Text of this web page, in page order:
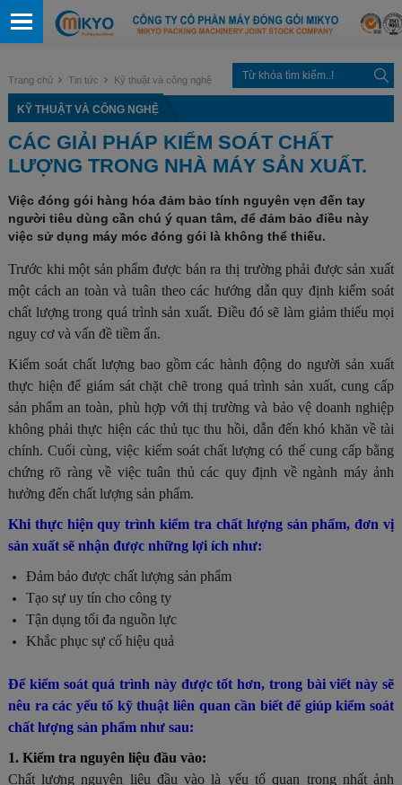
Trang chủ Tin tức Kỹ thuật và công nghệ
KỸ THUẬT VÀ CÔNG NGHỆ
CÁC GIẢI PHÁP KIỂM SOÁT CHẤT
LƯỢNG TRONG NHÀ MÁY SẢN XUẤT.
Việc đóng gói hàng hóa đảm bảo tính nguyên vẹn đến tay
người tiêu dùng cần chú ý quan tâm, để đảm bảo điều này
việc sử dụng máy móc đóng gói là không thể thiếu.
Trước khi một sản phẩm được bán ra thị trường phải được sản xuất
một cách an toàn và tuân theo các hướng dẫn quy định kiểm soát
chất lượng trong quá trình sản xuất. Điều đó sẽ làm giảm thiểu mọi
nguy cơ và vấn đề tiềm ẩn.
Kiểm soát chất lượng bao gồm các hành động do người sản xuất
thực hiện để giám sát chặt chẽ trong quá trình sản xuất, cung cấp
sản phẩm an toàn, phù hợp với thị trường và bảo vệ doanh nghiệp
không phải thực hiện các thủ tục thu hồi, dẫn đến khó khăn về tài
chính. Cuối cùng, việc kiểm soát chất lượng có thể cung cấp bằng
chứng rõ ràng về việc tuân thủ các quy định về ngành máy ảnh
hưởng đến chất lượng sản phẩm.
Khi thực hiện quy trình kiểm tra chất lượng sản phẩm, đơn vị
sản xuất sẽ nhận được những lợi ích như:
Đảm bảo được chất lượng sản phẩm
Tạo sự uy tín cho công ty
Tận dụng tối đa nguồn lực
Khắc phục sự cố hiệu quả
Để kiểm soát quá trình này được tốt hơn, trong bài viết này sẽ
nêu ra các yếu tố kỹ thuật liên quan cần biết để giúp kiểm soát
chất lượng sản phẩm như sau:
1. Kiểm tra nguyên liệu đầu vào:
Chất lượng nguyên liệu đầu vào là yếu tố quan trọng nhất ảnh